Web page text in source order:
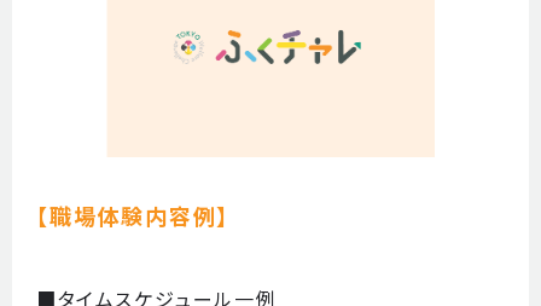
【職場体験内容例】
■タイムスケジュール一例